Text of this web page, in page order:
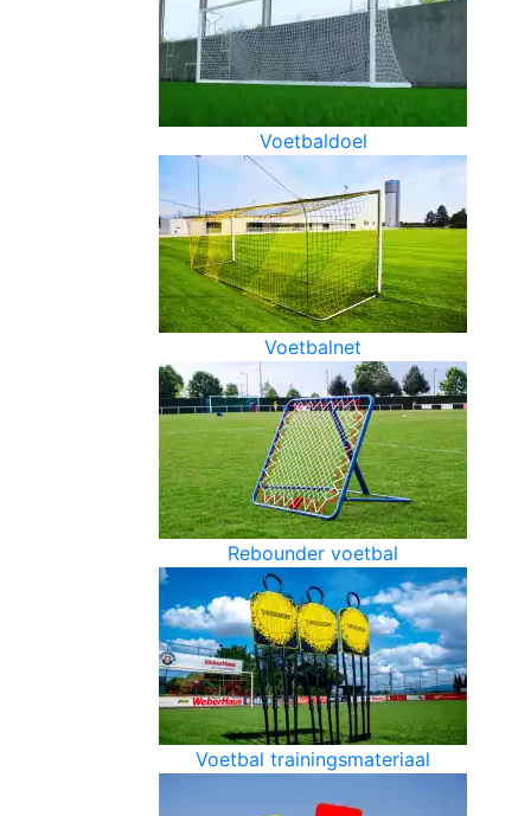
Voetbaldoel
Voetbalnet
Rebounder voetbal
Voetbal trainingsmateriaal